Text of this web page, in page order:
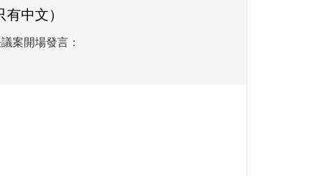
中文）
案開場發言：